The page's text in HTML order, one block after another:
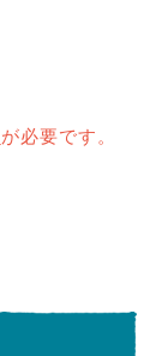
が必要です。